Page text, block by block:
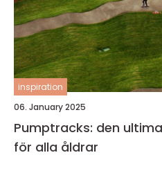
inspiration
06. January 2025
Pumptracks: den
för alla åldrar